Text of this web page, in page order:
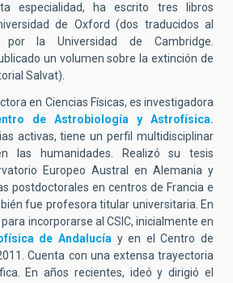
especialidad, ha escrito tres libros
de Oxford (dos traducidos al
la Universidad de Cambridge.
un volumen sobre la extinción de
Salvat).
en Ciencias Físicas, es investigadora
de Astrobiología y Astrofísica.
activas, tiene un perfil multidisciplinar
las humanidades. Realizó su tesis
Europeo Austral en Alemania y
postdoctorales en centros de Francia e
fue profesora titular universitaria. En
incorporarse al CSIC, inicialmente en
de Andalucía y en el Centro de
Cuenta con una extensa trayectoria
En años recientes, ideó y dirigió el